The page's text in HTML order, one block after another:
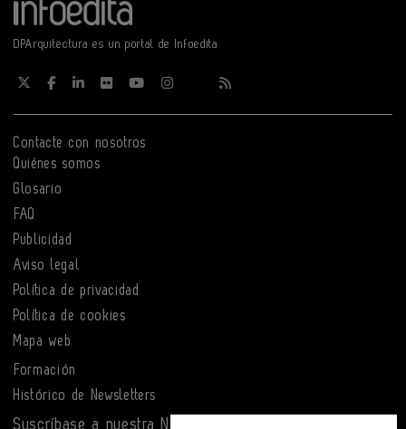
DPArquitectura es un portal de Infoedita
Contacte con nosotros
Quiénes somos
Glosario
FAQ
Publicidad
Aviso legal
Política de privacidad
Política de cookies
Mapa web
Formación
Histórico de Newsletters
Suscríbase a nuestra Newsletter